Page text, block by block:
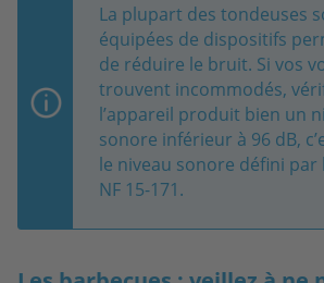
La plupart des tondeuses
équipées de dispositifs
de réduire le bruit. Si vos
trouvent incommodés,
l’appareil produit bien un
sonore inférieur à 96 dB,
le niveau sonore défini par
NF 15-171.